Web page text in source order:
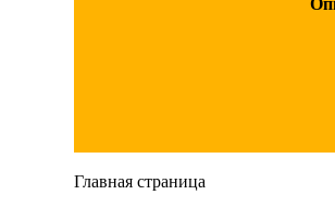
Главная страница